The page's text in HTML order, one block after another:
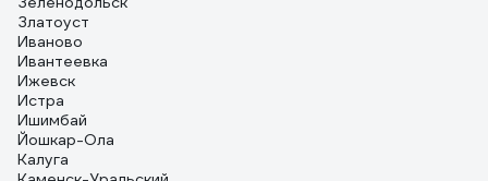
Златоуст
Иваново
Ивантеевка
Ижевск
Истра
Ишимбай
Йошкар-Ола
Калуга